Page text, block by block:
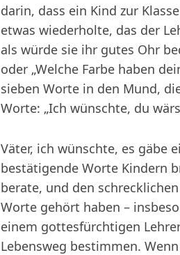
darin, dass ein Kind zur
etwas wiederholte, das der
als würde sie ihr gutes Ohr
oder „Welche Farbe haben
sieben Worte in den Mund,
Worte: „Ich wünschte, du
Väter, ich wünschte, es gäbe
bestätigende Worte Kindern
berate, und den
Worte gehört haben –
einem gottesfürchtigen
Lebensweg bestimmen.